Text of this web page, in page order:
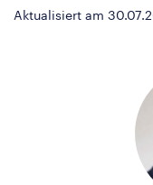
Aktualisiert am